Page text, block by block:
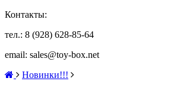
Контакты:
тел.: 8 (928) 628-85-64
email: sales@toy-box.net
Новинки!!!